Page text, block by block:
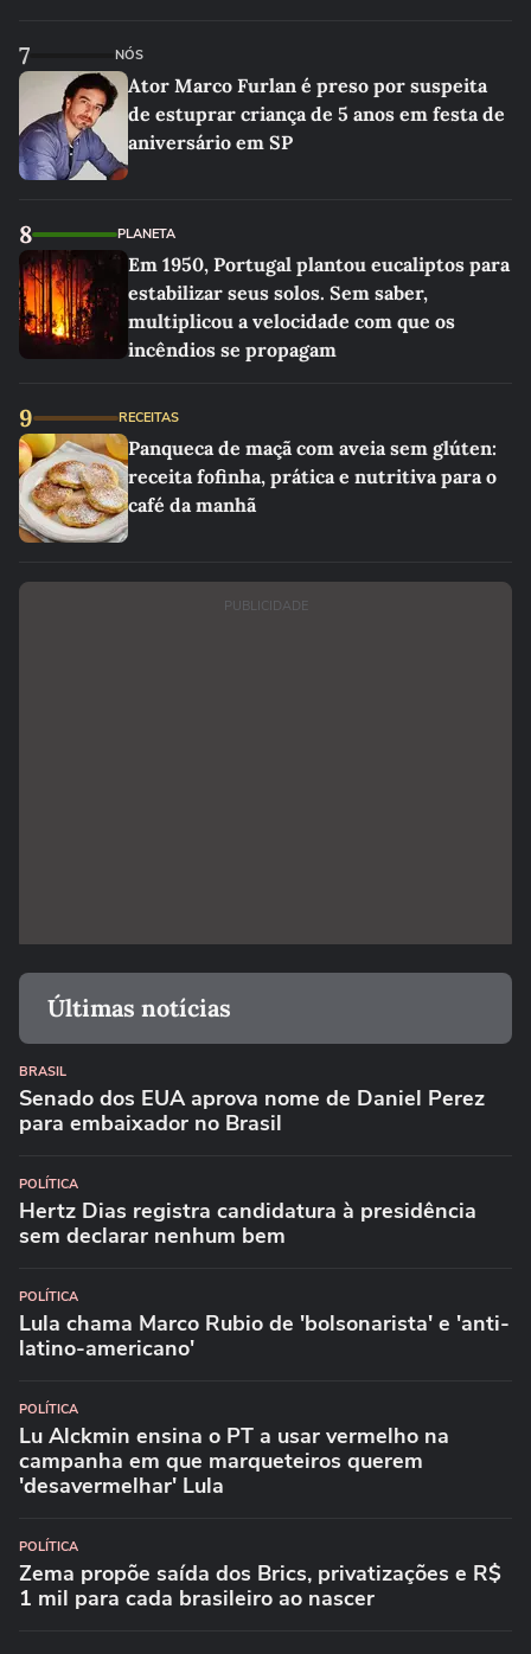
7 NÓS
Ator Marco Furlan é preso por suspeita
de estuprar criança de 5 anos em festa de
aniversário em SP
8 PLANETA
Em 1950, Portugal plantou eucaliptos para
estabilizar seus solos. Sem saber,
multiplicou a velocidade com que os
incêndios se propagam
9 RECEITAS
Panqueca de maçã com aveia sem glúten:
receita fofinha, prática e nutritiva para o
café da manhã
PUBLICIDADE
Últimas notícias
BRASIL
Senado dos EUA aprova nome de Daniel Perez
para embaixador no Brasil
POLÍTICA
Hertz Dias registra candidatura à presidência
sem declarar nenhum bem
POLÍTICA
Lula chama Marco Rubio de 'bolsonarista' e 'anti-
latino-americano'
POLÍTICA
Lu Alckmin ensina o PT a usar vermelho na
campanha em que marqueteiros querem
'desavermelhar' Lula
POLÍTICA
Zema propõe saída dos Brics, privatizações e R$
1 mil para cada brasileiro ao nascer